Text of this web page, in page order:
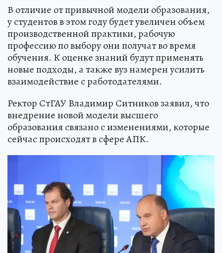
В отличие от привычной модели образования,
у студентов в этом году будет увеличен объем
производственной практики, рабочую
профессию по выбору они получат во время
обучения. К оценке знаний будут применять
новые подходы, а также вуз намерен усилить
взаимодействие с работодателями.
Ректор СтГАУ Владимир Ситников заявил, что
внедрение новой модели высшего
образования связано с изменениями, которые
сейчас происходят в сфере АПК.